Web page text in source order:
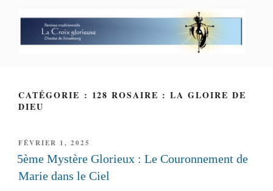
CATÉGORIE : 128 ROSAIRE : LA GLOIRE DE
DIEU
PUBLIÉ
LE
FÉVRIER 1, 2025
5ème Mystère Glorieux : Le Couronnement de
Marie dans le Ciel